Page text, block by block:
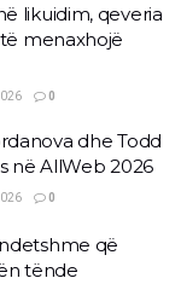
likuidim, qeveria
menaxhojë
0
dhe Todd
në AllWeb 2026
0
që
tënde